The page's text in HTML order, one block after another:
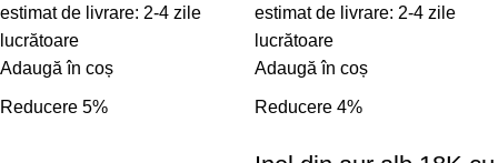
estimat de livrare: 2-4 zile
lucrătoare
Adaugă în coș
estimat de livrare: 2-4 zile
lucrătoare
Adaugă în coș
Reducere 5% Reducere 4%